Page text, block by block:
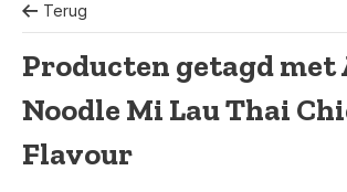
Terug
Producten getagd met
Noodle Mi Lau Thai
Flavour